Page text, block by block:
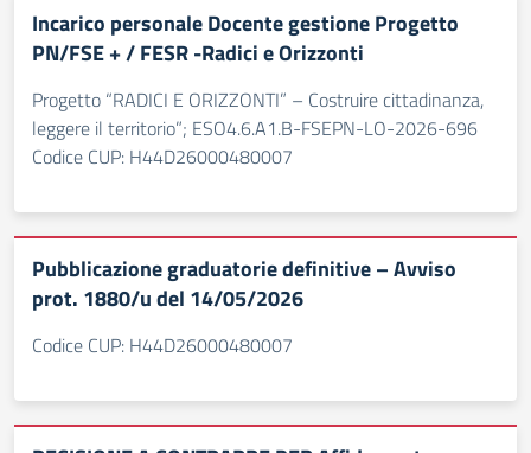
Incarico personale Docente gestione Progetto
PN/FSE + / FESR -Radici e Orizzonti
Progetto “RADICI E ORIZZONTI” – Costruire cittadinanza,
leggere il territorio”; ESO4.6.A1.B-FSEPN-LO-2026-696
Codice CUP: H44D26000480007
Pubblicazione graduatorie definitive – Avviso
prot. 1880/u del 14/05/2026
Codice CUP: H44D26000480007